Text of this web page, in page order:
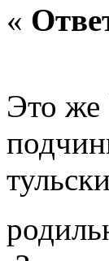
«
Это же